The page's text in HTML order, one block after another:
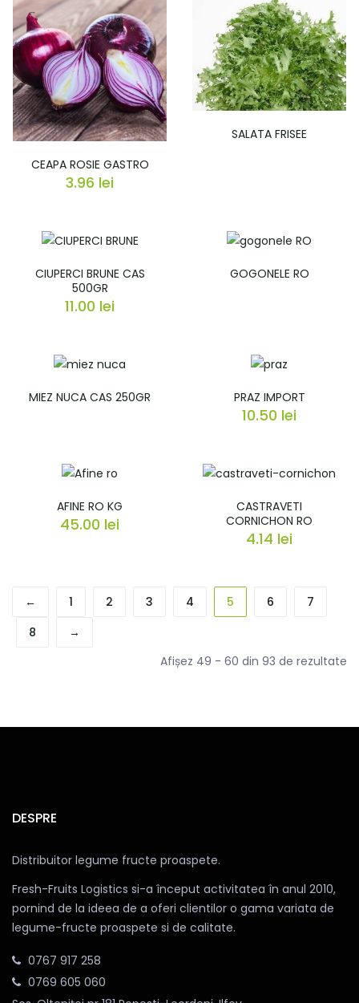
CEAPA ROSIE GASTRO
3.96 lei
SALATA FRISEE
CIUPERCI BRUNE CAS
500GR
11.00 lei
GOGONELE RO
MIEZ NUCA CAS 250GR PRAZ IMPORT
10.50 lei
AFINE RO KG
45.00 lei
CASTRAVETI
CORNICHON RO
4.14 lei
← 1 2 3 4 5 6
7
8
→
Afișez 49 - 60 din 93 de rezultate
DESPRE
Distribuitor legume fructe proaspete.
Fresh-Fruits Logistics si-a început activitatea în anul 2010,
pornind de la ideea de a oferi clientilor o gama variata de
legume-fructe proaspete si de calitate.
0767 917 258
0769 605 060